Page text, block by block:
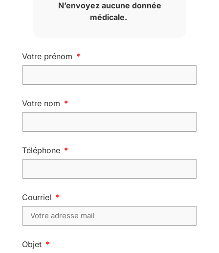
N’envoyez aucune donnée
médicale.
Votre prénom
Votre nom
Téléphone
Courriel
Objet